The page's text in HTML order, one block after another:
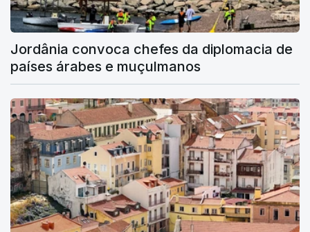
Jordânia convoca chefes da diplomacia de
países árabes e muçulmanos